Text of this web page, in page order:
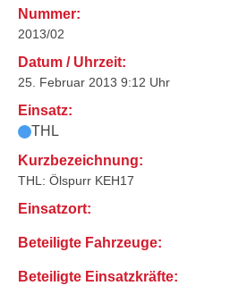
Nummer:
2013/02
Datum / Uhrzeit:
25. Februar 2013 9:12 Uhr
Einsatz:
THL
Kurzbezeichnung:
THL: Ölspurr KEH17
Einsatzort:
Beteiligte Fahrzeuge:
Beteiligte Einsatzkräfte: